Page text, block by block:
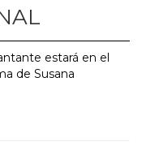
estará en el
de Susana